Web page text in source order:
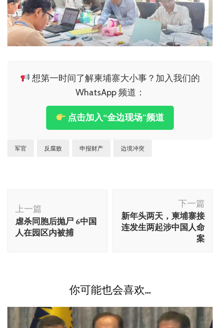
想第一时间了解柬埔寨大小事？加入我们的
WhatsApp 频道：
点击加入“金边现场”频道
军官 反腐败 申报财产 边境冲突
文
导
航
上一篇
虐杀同胞后抛尸 6中国
人在园区内被捕
下一篇
新年头两天，柬埔寨接
连发生两起涉中国人命
案
你可能也会喜欢...